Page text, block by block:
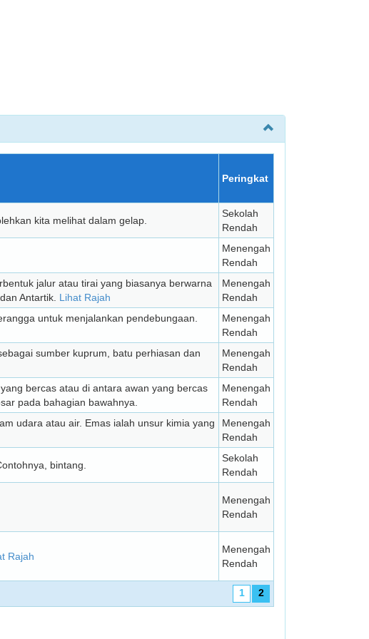
Peringkat
kita melihat dalam gelap.
Sekolah
Rendah
Menengah
Rendah
jalur atau tirai yang biasanya berwarna
Antartik. Lihat Rajah
Menengah
Rendah
untuk menjalankan pendebungaan.
Menengah
Rendah
sumber kuprum, batu perhiasan dan
Menengah
Rendah
bercas atau di antara awan yang bercas
pada bahagian bawahnya.
Menengah
Rendah
udara atau air. Emas ialah unsur kimia yang
Menengah
Rendah
bintang.
Sekolah
Rendah
Menengah
Rendah
Rajah
Menengah
Rendah
1 2